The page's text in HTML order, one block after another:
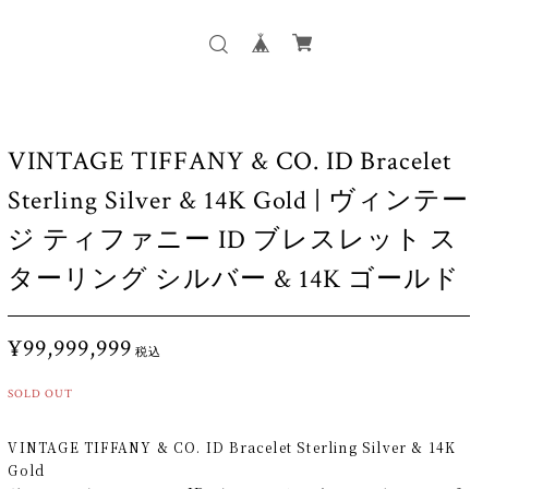
VINTAGE TIFFANY & CO. ID Bracelet
Sterling Silver & 14K Gold | ヴィンテー
ジ ティファニー ID ブレスレット ス
ターリング シルバー & 14K ゴールド
¥99,999,999 税込
SOLD OUT
VINTAGE TIFFANY & CO. ID Bracelet Sterling Silver & 14K
Gold